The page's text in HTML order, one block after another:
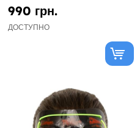
990 грн.
ДОСТУПНО